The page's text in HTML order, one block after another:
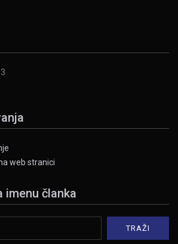
web stranici
imenu članka